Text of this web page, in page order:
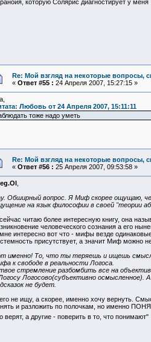
которую Солярис диагностирует у
Re: Мой взгляд на некоторые вопросы,
« Ответ #55 : 24 Апреля 2007, 15:27:15 »
Любовь от 24 Апреля 2007, 15:11:11
тоже надо уметь
Re: Мой взгляд на некоторые вопросы,
« Ответ #56 : 25 Апреля 2007, 09:53:58 »
Обширный вопрос. Я Миф скорее ощущаю,
на язык философии в своей "теории
читаю более интересную книгу, она
человеческого сознания а его
интересно вот что - мифы везде
присутствует, а значит Миф можно
именно! То, что ты теряешь и ищешь смысл
к свободе в реальности Логоса.
стремление разбомбить все на
Логосово(субъективно осмысленное).
не будет.
не ищу, а скорее, именно хочу вернуть.
и разложить по полочкам, но именно
верят, а другие - поверить в то, что